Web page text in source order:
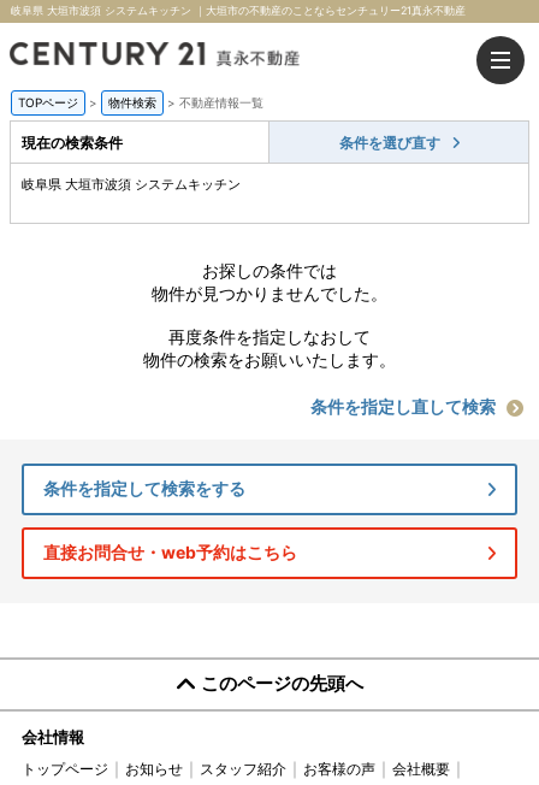
岐阜県 大垣市波須 システムキッチン ｜大垣市の不動産のことならセンチュリー21真永不動産
TOPページ > 物件検索 > 不動産情報一覧
現在の検索条件 条件を選び直す
岐阜県 大垣市波須 システムキッチン
お探しの条件では
物件が見つかりませんでした。
再度条件を指定しなおして
物件の検索をお願いいたします。
条件を指定し直して検索
条件を指定して検索をする
直接お問合せ・web予約はこちら
このページの先頭へ
会社情報
トップページ お知らせ スタッフ紹介 お客様の声
会社概要